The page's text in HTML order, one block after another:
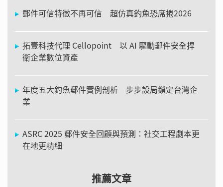
郵件可信特徵不再可信 超仿真釣魚恐席捲2026
拓壹科技代理 Cellopoint 以 AI 驅動郵件安全捍
衛企業數位資產
年度五大釣魚郵件實例剖析 步步設局鎖定台灣企
業
ASRC 2025 郵件安全回顧與預測：社交工程劇本更
在地更精細
推薦文章